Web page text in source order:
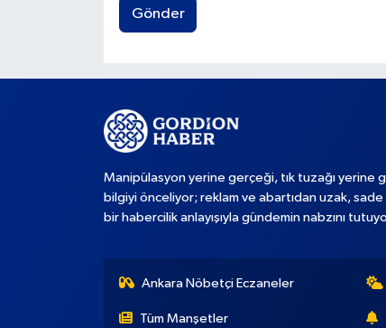
Gönder
Manipülasyon yerine gerçeği, tık tuzağı yerine
bilgiyi önceliyor; reklam ve abartıdan uzak,
bir habercilik anlayışıyla gündemin nabzını
Ankara Nöbetçi Eczaneler
Tüm Manşetler